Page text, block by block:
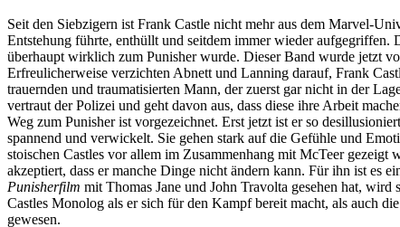
Seit den Siebzigern ist Frank Castle nicht mehr aus dem Marvel-
Entstehung führte, enthüllt und seitdem immer wieder
überhaupt wirklich zum Punisher wurde. Dieser Band wurde jetzt
Erfreulicherweise verzichten Abnett und Lanning darauf, Frank
trauernden und traumatisierten Mann, der zuerst gar nicht in der
vertraut der Polizei und geht davon aus, dass diese ihre Arbeit
Weg zum Punisher ist vorgezeichnet. Erst jetzt ist er so
spannend und verwickelt. Sie gehen stark auf die Gefühle und
stoischen Castles vor allem im Zusammenhang mit McTeer gezeigt
akzeptiert, dass er manche Dinge nicht ändern kann. Für ihn ist es
Punisherfilm mit Thomas Jane und John Travolta gesehen hat, wird
Castles Monolog als er sich für den Kampf bereit macht, als auch
gewesen.